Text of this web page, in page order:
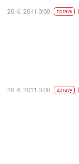
20. 6. 2011 0:00 zpravy
20. 6. 2011 0:00 zpravy